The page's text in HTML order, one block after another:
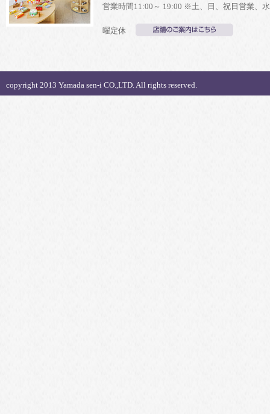
営業時間11:00～ 19:00 ※土、日、祝日営業、水
曜定休
copyright 2013 Yamada sen-i CO.,LTD. All rights reserved.